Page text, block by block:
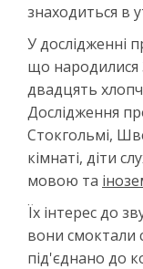
знаходиться в
У дослідженні
що народилися
двадцять
Дослідження
Стокгольмі,
кімнаті, діти
мовою та
Їх інтерес до
вони смоктали
під'єднано до